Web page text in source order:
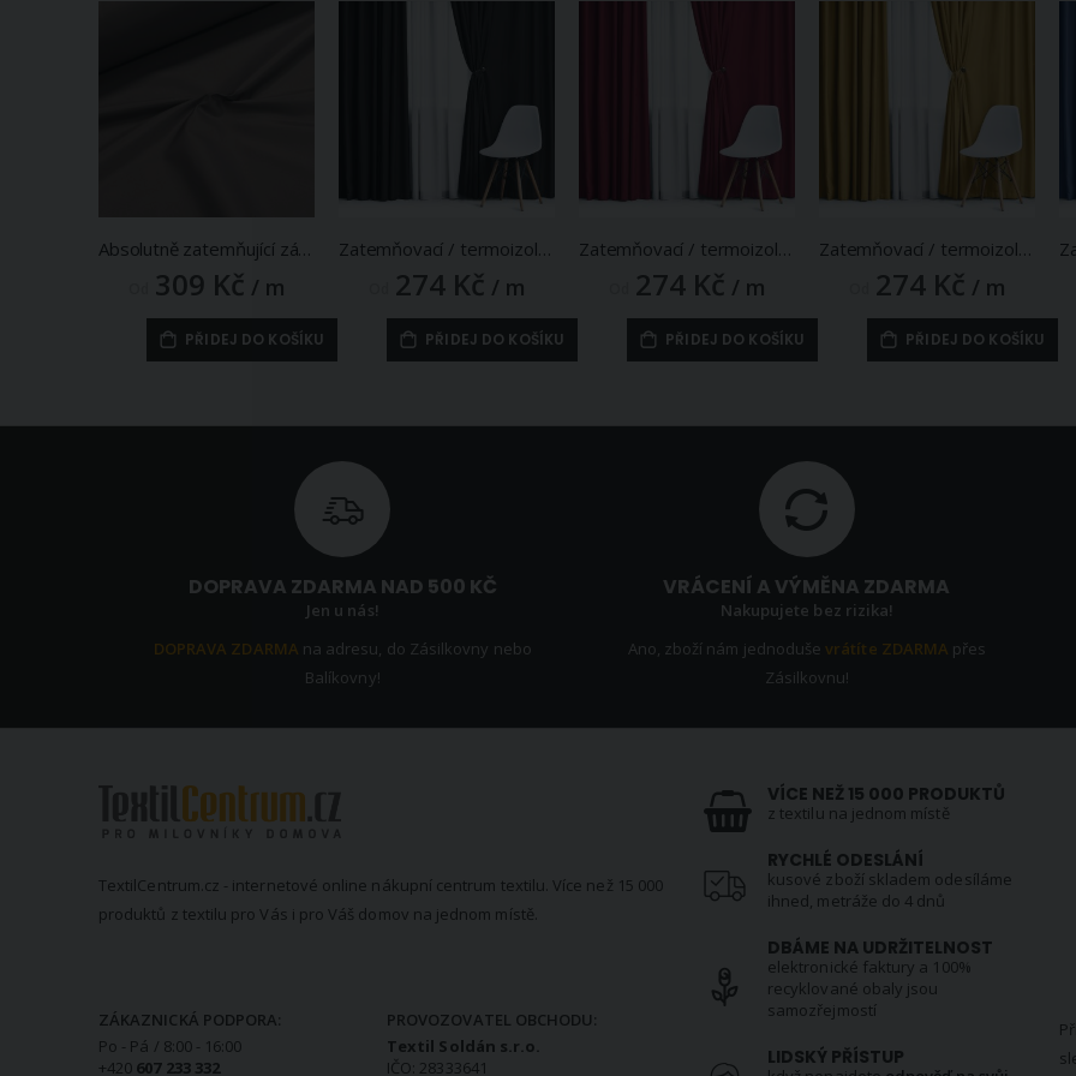
Absolutně zatemňující závěs, 100% blackout 5105, jednobarevný, hnědý, š.140cm (látka v metráži)
309 Kč / m
PŘIDEJ DO KOŠÍKU
Zatemňovací / termoizolační závěs, blackout jednobarevný UNI OLZ-126 černý, (více šířek, látka v metráži)
274 Kč / m
PŘIDEJ DO KOŠÍKU
Zatemňovací / termoizolační závěs, blackout jednobarevný UNI OLZ-135 světle vínový, (více šířek, látka v metráži)
274 Kč / m
PŘIDEJ DO KOŠÍKU
Zatemňovací / termoizolační závěs, blackout jednobarevný UNI OLZ-128 tmavě žlutý, šířka 150cm (látka v metráži)
274 Kč / m
PŘIDEJ DO KOŠÍKU
DOPRAVA ZDARMA NAD 500 KČ
Jen u nás!
DOPRAVA ZDARMA na adresu, do Zásilkovny nebo
Balíkovny!
VRÁCENÍ A VÝMĚNA ZDARMA
Nakupujete bez rizika!
Ano, zboží nám jednoduševrátíte ZDARMA přes
Zásilkovnu!
TextilCentrum.cz - internetové online nákupní centrum textilu. Více než 15 000
produktů z textilu pro Vás i pro Váš domov na jednom místě.
ZÁKAZNICKÁ PODPORA:
Po - Pá / 8:00 - 16:00
+420 607 233 332
PROVOZOVATEL OBCHODU:
Textil Soldán s.r.o.
IČO: 28333641
VÍCE NEŽ 15 000 PRODUKTŮ
z textilu na jednom místě
RYCHLÉ ODESLÁNÍ
kusové zboží skladem odesíláme
ihned, metráže do 4 dnů
DBÁME NA UDRŽITELNOST
elektronické faktury a 100%
recyklované obaly jsou
samozřejmostí
LIDSKÝ PŘÍSTUP